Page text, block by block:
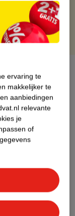
Nature
ervaring te
makkelijker te
aanbiedingen
relevante
je
of